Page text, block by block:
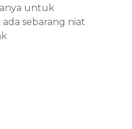
untuk
sebarang niat